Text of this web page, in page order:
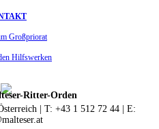
Großpriorat
Hilfswerken
Ritter-Orden
| T: +43 1 512 72 44 | E: